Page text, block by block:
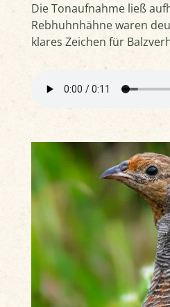
Die Tonaufnahme ließ
Rebhuhnhähne waren
klares Zeichen für